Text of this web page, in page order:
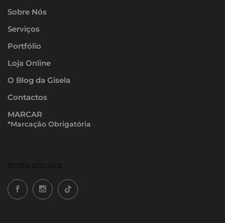
Sobre Nós
Serviços
Portfólio
Loja Online
O Blog da Gisela
Contactos
MARCAR
*Marcação Obrigatória